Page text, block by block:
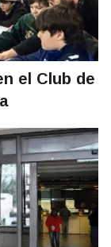
el Club de